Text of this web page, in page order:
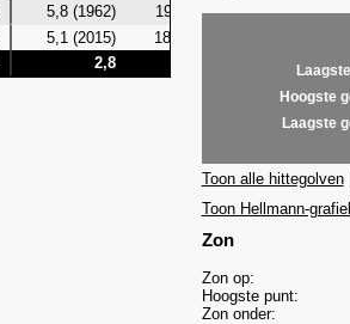
5,8 (1962) 19,4 (1911) 12,6
5,1 (2015) 18,3 (1982)
2,8 10,5
Hoogste
Laagste
Toon alle hittegolven|
Toon Hellmann-
Zon
Zon op:
Hoogste punt:
Zon onder: